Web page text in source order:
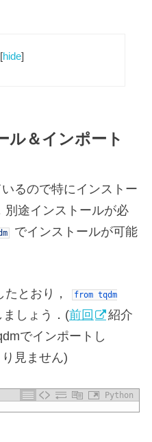
[hide]
ル＆インポート
るので特にインストー
別途インストールが必
でインストールが可能
とおり， from tqdm
ましょう．(前回
紹介
でインポートし
見ません)
Python